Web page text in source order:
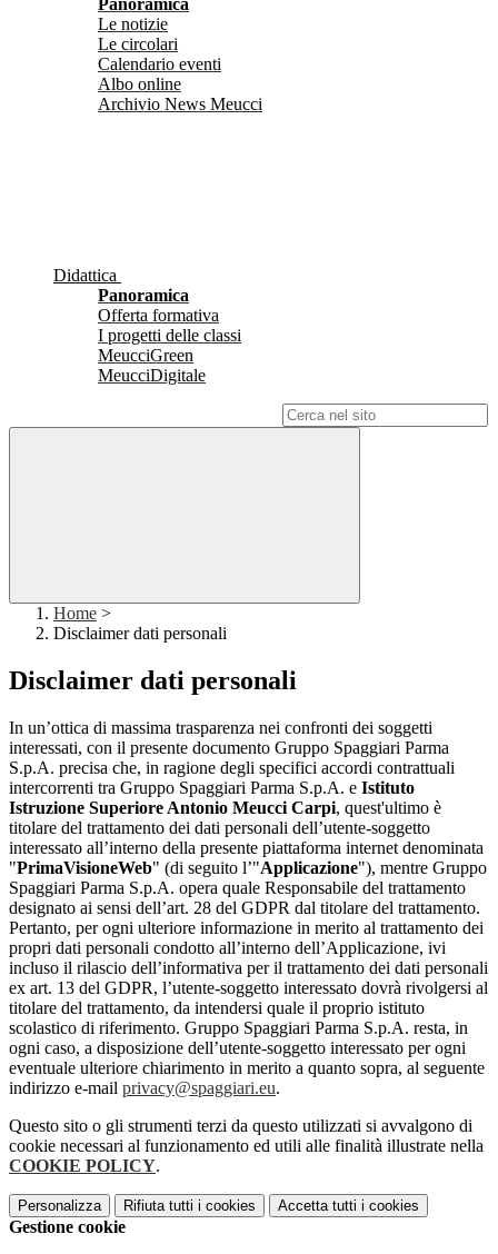
Panoramica
Le notizie
Le circolari
Calendario eventi
Albo online
Archivio News Meucci
Didattica
Panoramica
Offerta formativa
I progetti delle classi
MeucciGreen
MeucciDigitale
Home >
Disclaimer dati personali
Disclaimer dati personali
In un’ottica di massima trasparenza nei confronti dei soggetti
interessati, con il presente documento Gruppo Spaggiari Parma
S.p.A. precisa che, in ragione degli specifici accordi contrattuali
intercorrenti tra Gruppo Spaggiari Parma S.p.A. e Istituto
Istruzione Superiore Antonio Meucci Carpi, quest'ultimo è
titolare del trattamento dei dati personali dell’utente-soggetto
interessato all’interno della presente piattaforma internet denominata
"PrimaVisioneWeb" (di seguito l’"Applicazione"), mentre Gruppo
Spaggiari Parma S.p.A. opera quale Responsabile del trattamento
designato ai sensi dell’art. 28 del GDPR dal titolare del trattamento.
Pertanto, per ogni ulteriore informazione in merito al trattamento dei
propri dati personali condotto all’interno dell’Applicazione, ivi
incluso il rilascio dell’informativa per il trattamento dei dati personali
ex art. 13 del GDPR, l’utente-soggetto interessato dovrà rivolgersi al
titolare del trattamento, da intendersi quale il proprio istituto
scolastico di riferimento. Gruppo Spaggiari Parma S.p.A. resta, in
ogni caso, a disposizione dell’utente-soggetto interessato per ogni
eventuale ulteriore chiarimento in merito a quanto sopra, al seguente
indirizzo e-mail privacy@spaggiari.eu.
Questo sito o gli strumenti terzi da questo utilizzati si avvalgono di
cookie necessari al funzionamento ed utili alle finalità illustrate nella
COOKIE POLICY.
Personalizza Rifiuta tutti i cookies Accetta tutti i cookies
Gestione cookie